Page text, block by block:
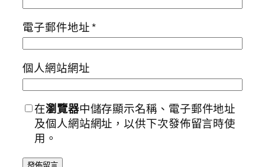
電子郵件地址*
個人網站網址
在瀏覽器中儲存顯示名稱、電子郵件地址
及個人網站網址，以供下次發佈留言時使
用。